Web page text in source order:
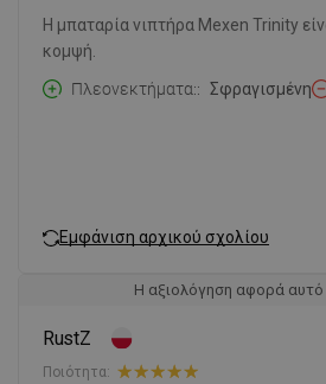
Η μπαταρία νιπτήρα Mexen Trinity
κομψή.
Πλεονεκτήματα:
Σφραγισμένη
Εμφάνιση αρχικού σχολίου
Η αξιολόγηση αφορά αυτό
RustZ
Ποιότητα: